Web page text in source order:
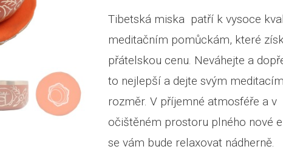
Tibetská miska patří k vysoce
meditačním pomůckám, které
přátelskou cenu. Neváhejte a
to nejlepší a dejte svým
rozměr. V příjemné atmosféře a v
očištěném prostoru plného nové
se vám bude relaxovat nádherně.